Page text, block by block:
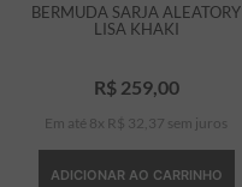
BERMUDA SARJA ALEATORY
LISA KHAKI
R$ 259, 00
Em até 8 x R$ 32 37 sem juros
ADICIONAR AO CARRINHO